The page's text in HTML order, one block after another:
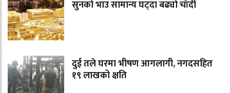
सुनको भाउ सामान्य घट्दा बढ्यो चाँदी
दुई तले घरमा भीषण आगलागी, नगदसहित
१९ लाखको क्षति